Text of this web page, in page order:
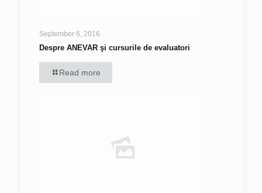
September 6, 2016
Despre ANEVAR şi cursurile de evaluatori
Read more